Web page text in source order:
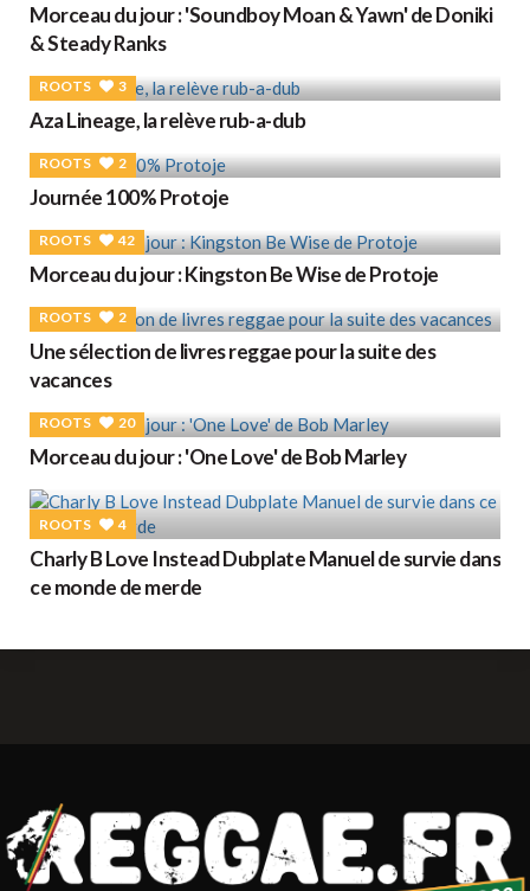
Morceau du jour : 'Soundboy Moan & Yawn' de Doniki
& Steady Ranks
ROOTS 3
Aza Lineage, la relève rub-a-dub
ROOTS 2
Journée 100% Protoje
ROOTS 42
Morceau du jour : Kingston Be Wise de Protoje
ROOTS 2
Une sélection de livres reggae pour la suite des
vacances
ROOTS 20
Morceau du jour : 'One Love' de Bob Marley
ROOTS 4
Charly B Love Instead Dubplate Manuel de survie dans
ce monde de merde